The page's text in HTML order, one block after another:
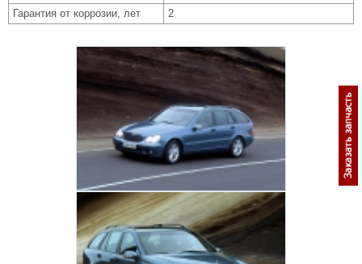
Гарантия от коррозии, лет
2